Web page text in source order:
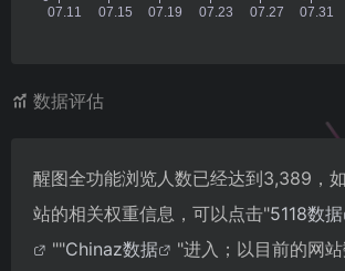
数据评估
醒图全功能浏览人数已经达到3,389，
站的相关权重信息，可以点击"5118数据
""Chinaz数据
"进入；以目前的网